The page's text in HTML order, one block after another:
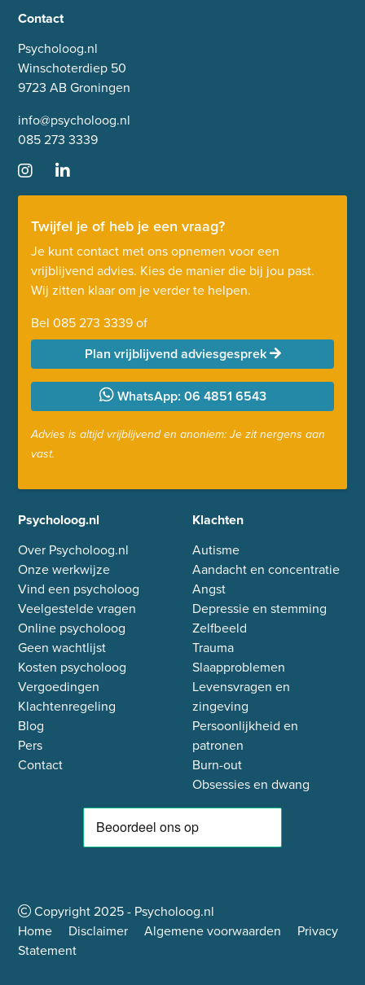
Contact
Psycholoog.nl
Winschoterdiep 50
9723 AB Groningen
info@psycholoog.nl
085 273 3339
Twijfel je of heb je een vraag?
Je kunt contact met ons opnemen voor een
vrijblijvend advies. Kies de manier die bij jou past.
Wij zitten klaar om je verder te helpen.
Bel 085 273 3339of
Plan vrijblijvend adviesgesprek
WhatsApp: 06 4851 6543
Advies is altijd vrijblijvend en anoniem: Je zit nergens aan
vast.
Psycholoog.nl
Over Psycholoog.nl
Onze werkwijze
Vind een psycholoog
Veelgestelde vragen
Online psycholoog
Geen wachtlijst
Kosten psycholoog
Vergoedingen
Klachtenregeling
Blog
Pers
Contact
Klachten
Autisme
Aandacht en concentratie
Angst
Depressie en stemming
Zelfbeeld
Trauma
Slaapproblemen
Levensvragen en
zingeving
Persoonlijkheid en
patronen
Burn-out
Obsessies en dwang
Copyright2025- Psycholoog.nl
Home
Disclaimer Algemene voorwaarden
Privacy
Statement